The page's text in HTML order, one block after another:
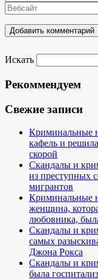
Искать
Рекоммендуем
Свежие записи
Криминальные
кафель и
скорой
Скандалы и
из преступных
мигрантов
Криминальные
женщина,
любовника,
Скандалы и
самых
Джона Рокса
Скандалы и
была